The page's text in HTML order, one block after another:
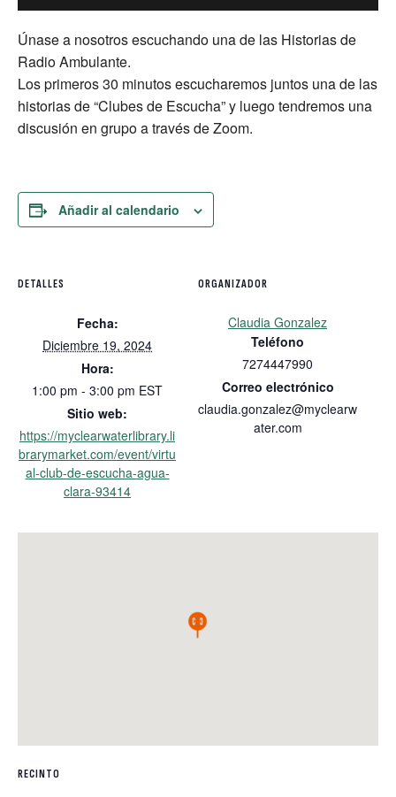
Únase a nosotros escuchando una de las Historias de
Radio Ambulante.
Los primeros 30 minutos escucharemos juntos una de las
historias de “Clubes de Escucha” y luego tendremos una
discusión en grupo a través de Zoom.
Añadir al calendario
DETALLES
Fecha:
Diciembre 19, 2024
Hora:
1:00 pm - 3:00 pm EST
Sitio web:
https://myclearwaterlibrary.li
brarymarket.com/event/virtu
al-club-de-escucha-agua-
clara-93414
ORGANIZADOR
Claudia Gonzalez
Teléfono
7274447990
Correo electrónico
claudia.gonzalez@myclearw
ater.com
RECINTO